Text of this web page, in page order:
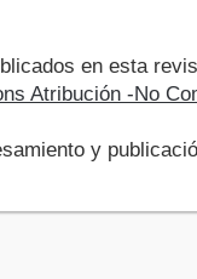
en esta
Atribución -No
y